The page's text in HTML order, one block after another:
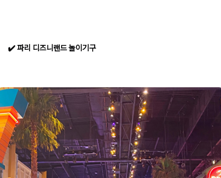
✔️ 파리 디즈니랜드 놀이기구